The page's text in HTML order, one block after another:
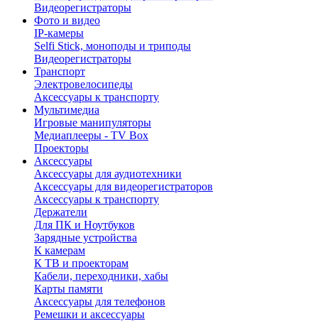
Видеорегистраторы
Фото и видео
IP-камеры
Selfi Stick, моноподы и триподы
Видеорегистраторы
Транспорт
Электровелосипеды
Аксессуары к транспорту
Мультимедиа
Игровые манипуляторы
Медиаплееры - TV Box
Проекторы
Аксессуары
Аксессуары для аудиотехники
Аксессуары для видеорегистраторов
Аксессуары к транспорту
Держатели
Для ПК и Ноутбуков
Зарядные устройства
К камерам
К ТВ и проекторам
Кабели, переходники, хабы
Карты памяти
Аксессуары для телефонов
Ремешки и аксессуары